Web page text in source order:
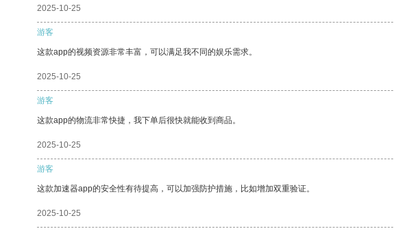
2025-10-25
游客
这款app的视频资源非常丰富，可以满足我不同的娱乐需求。
2025-10-25
游客
这款app的物流非常快捷，我下单后很快就能收到商品。
2025-10-25
游客
这款加速器app的安全性有待提高，可以加强防护措施，比如增加双重验证。
2025-10-25